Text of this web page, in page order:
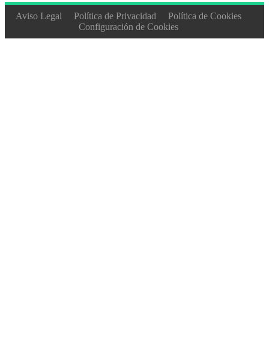
Aviso Legal Política de Privacidad
Política de Cookies
Configuración de Cookies